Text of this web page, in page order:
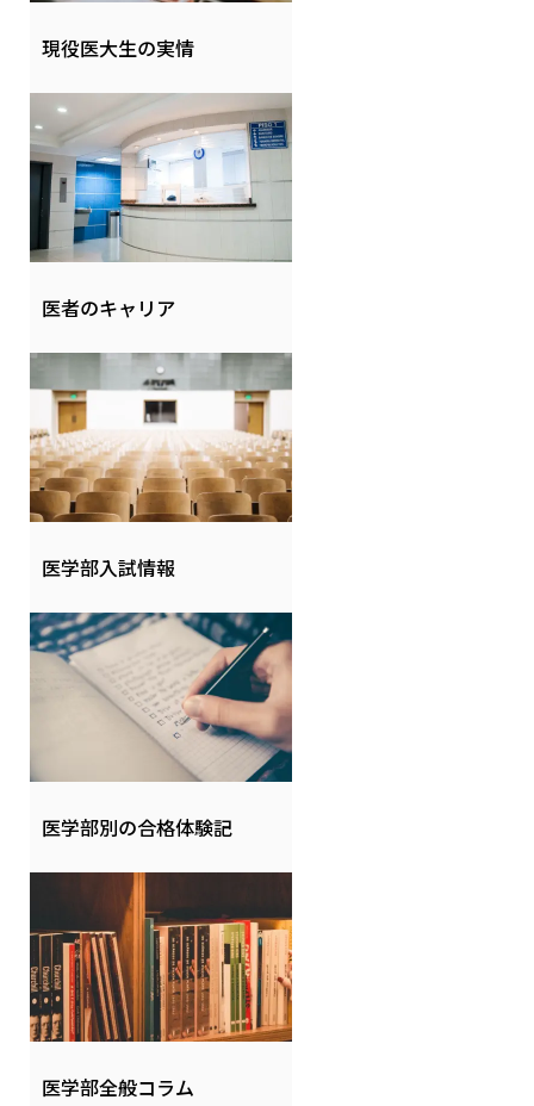
現役医大生の実情
医者のキャリア
医学部入試情報
医学部別の合格体験記
医学部全般コラム